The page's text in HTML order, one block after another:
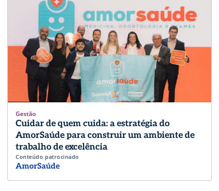
Gestão
Cuidar de quem cuida: a estratégia do
AmorSaúde para construir um ambiente de
trabalho de excelência
Conteúdo patrocinado
AmorSaúde